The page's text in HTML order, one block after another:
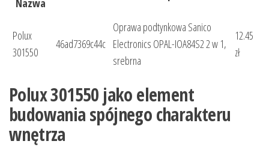
Polux
301550
46ad7369c44c
Oprawa podtynkowa Sanico
Electronics OPAL-IOA84S2 2 w 1,
srebrna
12.45
zł
Polux 301550 jako element
budowania spójnego charakteru
wnętrza